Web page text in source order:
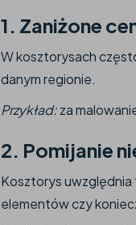
1. Zaniżone
W kosztorysach
danym regionie.
Przykład:za
2. Pomijanie
Kosztorys
elementów czy